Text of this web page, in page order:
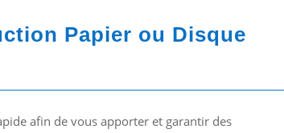
Papier ou Disque
afin de vous apporter et garantir des